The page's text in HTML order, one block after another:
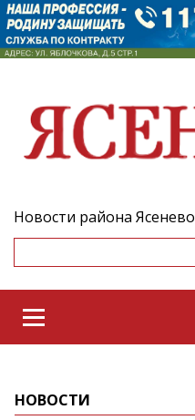
Новости района Ясенево
НОВОСТИ